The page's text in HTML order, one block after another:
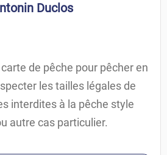
Duclos
de pêche pour pêcher en
les tailles légales de
interdites à la pêche style
autre cas particulier.